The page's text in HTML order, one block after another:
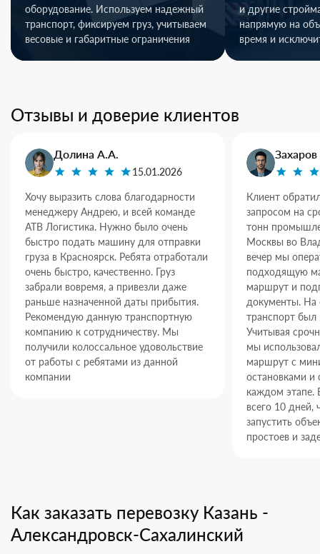
оборудование. Используем надежный
транспорт, фиксируем груз, учитываем
весовые и габаритные ограничения
и другие
напрямую на
время и
Отзывы и доверие клиентов
Долина А.А.
15.01.2026
Хочу выразить слова благодарности
менеджеру Андрею, и всей команде
АТВ Логистика. Нужно было очень
быстро подать машину для отправки
груза в Красноярск. Ребята отработали
очень быстро, качественно. Груз
забрали вовремя, а привезли даже
раньше назначенной даты прибытия.
Рекомендую данную транспортную
компанию к сотрудничеству. Мы
получили колоссальное удовольствие
от работы с ребятами из данной
компании
Клиент
запросом на
тонн
Москвы во
вечер мы
подходящую
маршрут и
документы. На
транспорт был
Учитывая
мы
маршрут с
остановками и
каждом этапе.
всего 10 дней,
запустить
простоев и
Как заказать перевозку Казань -
Александровск-Сахалинский